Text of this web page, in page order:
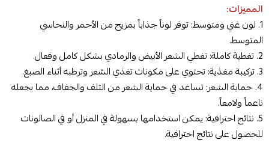
المميزات:
1. لون غني ومتوسط: توفر لوناً جذاباً بمزيج من الأحمر والنحاسي
المتوسط.
2. تغطية كاملة: تغطي الشعر الأبيض والرمادي بشكل كامل وفعال.
3. تركيبة مغذية: تحتوي على مكونات تغذي الشعر وترطبه أثناء الصبغ.
4. حماية الشعر: تساعد في حماية الشعر من التلف والجفاف، مما يجعله
ناعماً ولامعاً.
5. نتائج احترافية: يمكن استخدامها بسهولة في المنزل أو في الصالونات
للحصول على نتائج احترافية.